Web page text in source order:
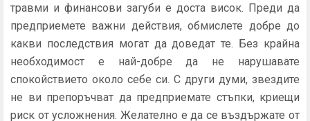
травми и финансови загуби е доста висок. Преди да
предприемете важни действия, обмислете добре до
какви последствия могат да доведат те. Без крайна
необходимост е най-добре да не нарушавате
спокойствието около себе си. С други думи, звездите
не ви препоръчват да предприемате стъпки, криещи
риск от усложнения. Желателно е да се въздържате от